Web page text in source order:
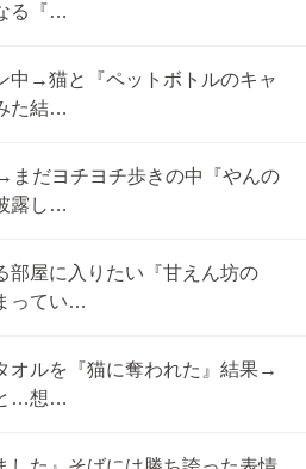
る『…
中→猫と『ペットボトルのキャ
た結…
まだヨチヨチ歩きの中『やんの
露し…
部屋に入りたい『甘えん坊の
ってい…
オルを『猫に奪われた』結果→
…想…